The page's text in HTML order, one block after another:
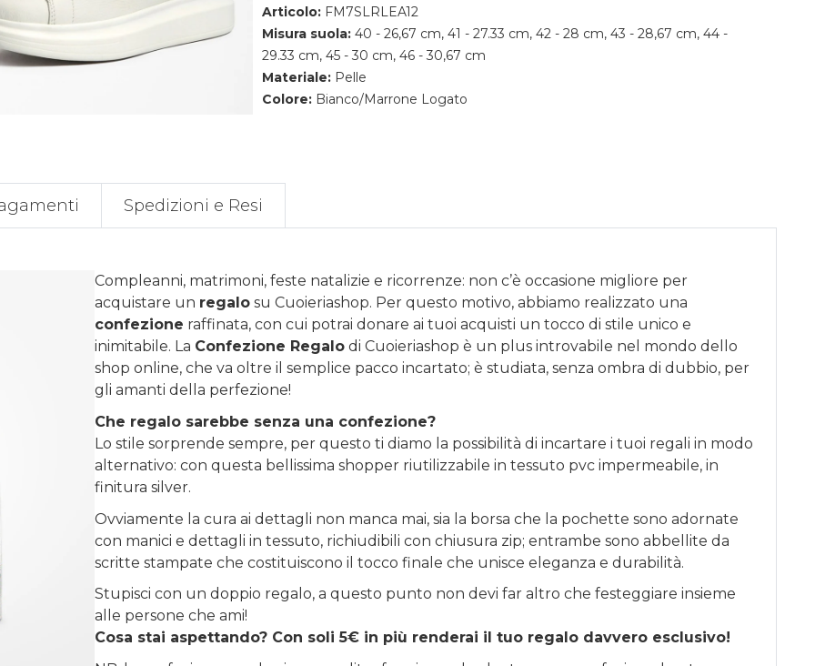
Articolo: FM7SLRLEA12
Misura suola: 40 - 26,67 cm, 41 - 27.33 cm, 42 - 28 cm, 43 - 28,67 cm, 44 -
29.33 cm, 45 - 30 cm, 46 - 30,67 cm
Materiale: Pelle
Colore: Bianco/Marrone Logato
Spedizioni e Resi
Compleanni, matrimoni, feste natalizie e ricorrenze: non c’è occasione migliore per
acquistare un regalo su Cuoieriashop. Per questo motivo, abbiamo realizzato una
confezione raffinata, con cui potrai donare ai tuoi acquisti un tocco di stile unico e
inimitabile. La Confezione Regalo di Cuoieriashop è un plus introvabile nel mondo dello
shop online, che va oltre il semplice pacco incartato; è studiata, senza ombra di dubbio, per
gli amanti della perfezione!
Che regalo sarebbe senza una confezione?
Lo stile sorprende sempre, per questo ti diamo la possibilità di incartare i tuoi regali in modo
alternativo: con questa bellissima shopper riutilizzabile in tessuto pvc impermeabile, in
finitura silver.
Ovviamente la cura ai dettagli non manca mai, sia la borsa che la pochette sono adornate
con manici e dettagli in tessuto, richiudibili con chiusura zip; entrambe sono abbellite da
scritte stampate che costituiscono il tocco finale che unisce eleganza e durabilità.
Stupisci con un doppio regalo, a questo punto non devi far altro che festeggiare insieme
alle persone che ami!
Cosa stai aspettando? Con soli 5€ in più renderai il tuo regalo davvero esclusivo!